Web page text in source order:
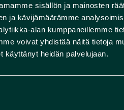
sisällön ja mainosten
ja kävijämäärämme
alan kumppaneillemme
voivat yhdistää näitä tietoja
käyttänyt heidän palvelujaan.
tiedot
kirjallinen ja
Oy:lle. Jos
on virheitä, rekisteröity
korjausta,